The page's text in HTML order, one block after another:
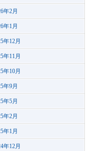
年2月
年1月
年12月
年11月
年10月
年9月
年5月
年2月
年1月
年12月